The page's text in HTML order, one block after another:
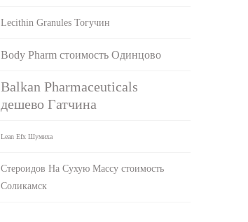
Lecithin Granules Тогучин
Body Pharm стоимость Одинцово
Balkan Pharmaceuticals
дешево Гатчина
Lean Efx Шумиха
Стероидов На Сухую Массу стоимость
Соликамск